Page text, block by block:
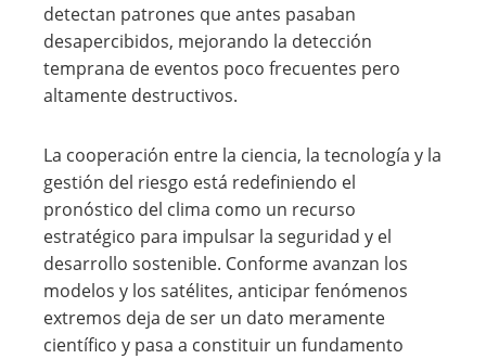
detectan patrones que antes pasaban
desapercibidos, mejorando la detección
temprana de eventos poco frecuentes pero
altamente destructivos.
La cooperación entre la ciencia, la tecnología y la
gestión del riesgo está redefiniendo el
pronóstico del clima como un recurso
estratégico para impulsar la seguridad y el
desarrollo sostenible. Conforme avanzan los
modelos y los satélites, anticipar fenómenos
extremos deja de ser un dato meramente
científico y pasa a constituir un fundamento